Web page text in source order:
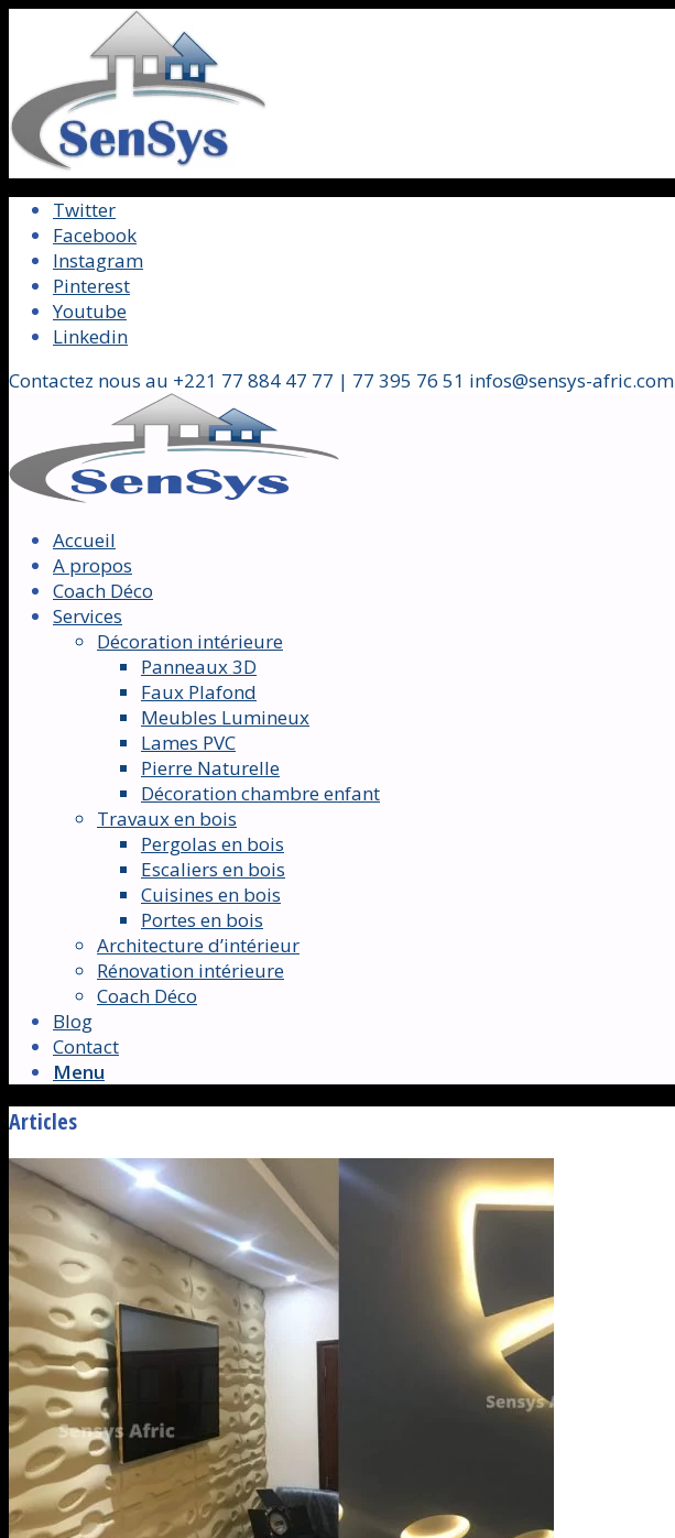
Twitter
Facebook
Instagram
Pinterest
Youtube
Linkedin
Contactez nous au +221 77 884 47 77 | 77 395 76 51 infos@sensys-afric.com
Accueil
A propos
Coach Déco
Services
Décoration intérieure
Panneaux 3D
Faux Plafond
Meubles Lumineux
Lames PVC
Pierre Naturelle
Décoration chambre enfant
Travaux en bois
Pergolas en bois
Escaliers en bois
Cuisines en bois
Portes en bois
Architecture d’intérieur
Rénovation intérieure
Coach Déco
Blog
Contact
Menu
Articles